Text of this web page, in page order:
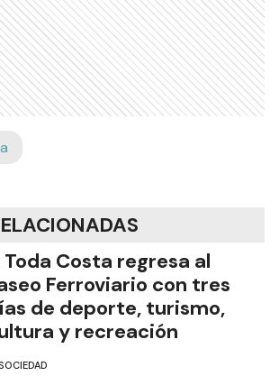
Toda Costa regresa al
Ferroviario con tres
de deporte, turismo,
y recreación
SOCIEDAD